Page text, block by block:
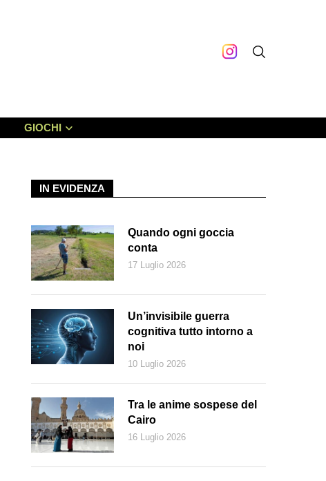
GIOCHI
IN EVIDENZA
Quando ogni goccia
conta
17 Luglio 2026
Un’invisibile guerra
cognitiva tutto intorno a
noi
10 Luglio 2026
Tra le anime sospese del
Cairo
16 Luglio 2026